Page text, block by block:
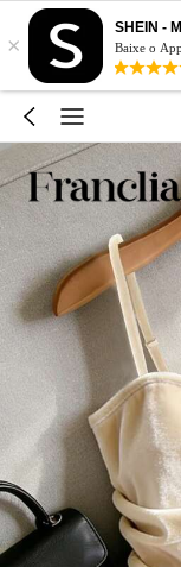
×
SHEIN -
Baixe o